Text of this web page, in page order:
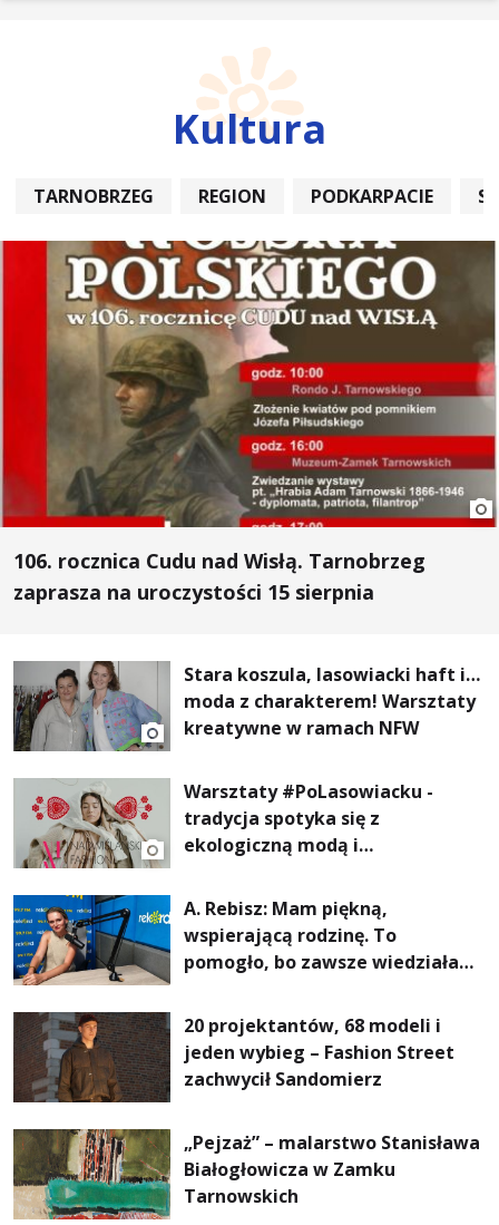
Kultura
TARNOBRZEG REGION PODKARPACIE
106. rocznica Cudu nad Wisłą. Tarnobrzeg
zaprasza na uroczystości 15 sierpnia
Stara koszula, lasowiacki haft i…
moda z charakterem! Warsztaty
kreatywne w ramach NFW
Warsztaty #PoLasowiacku -
tradycja spotyka się z
ekologiczną modą i
A. Rebisz: Mam piękną,
wspierającą rodzinę. To
pomogło, bo zawsze wiedziałam,
najważniejsza
20 projektantów, 68 modeli i
jeden wybieg – Fashion Street
zachwycił Sandomierz
„Pejzaż” – malarstwo Stanisława
Białogłowicza w Zamku
Tarnowskich